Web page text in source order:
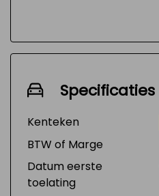
Specificaties
Kenteken
BTW of Marge
Datum eerste
toelating